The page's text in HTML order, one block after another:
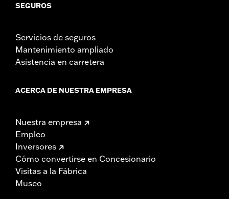
SEGUROS
Servicios de seguros
Mantenimiento ampliado
Asistencia en carretera
ACERCA DE NUESTRA EMPRESA
Nuestra empresa
Empleo
Inversores
Cómo convertirse en Concesionario
Visitas a la Fábrica
Museo